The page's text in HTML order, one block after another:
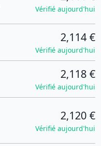
Vérifié aujourd'hui
2,114 €
Vérifié aujourd'hui
2,118 €
Vérifié aujourd'hui
2,120 €
Vérifié aujourd'hui